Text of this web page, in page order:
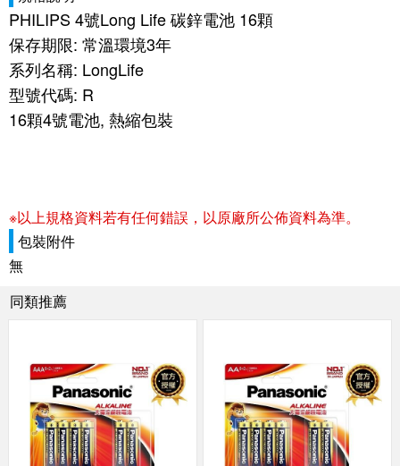
PHILIPS 4號Long Life 碳鋅電池 16顆
保存期限: 常溫環境3年
系列名稱: LongLife
型號代碼: R
16顆4號電池, 熱縮包裝
※以上規格資料若有任何錯誤，以原廠所公佈資料為準。
包裝附件
無
同類推薦